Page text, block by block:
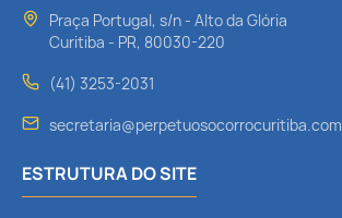
Praça Portugal, s/n - Alto da Glória
Curitiba - PR, 80030-220
(41) 3253-2031
secretaria@perpetuosocorrocuritiba.com
ESTRUTURA DO SITE